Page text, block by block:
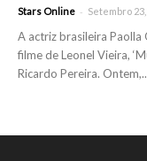
Stars Online - Setembro
A actriz brasileira Paolla
filme de Leonel Vieira,
Ricardo Pereira.